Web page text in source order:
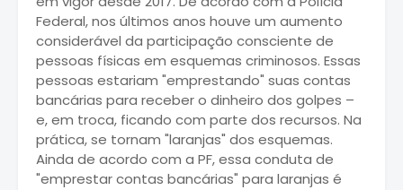
Federal, nos últimos anos houve um aumento
considerável da participação consciente de
pessoas físicas em esquemas criminosos. Essas
pessoas estariam "emprestando" suas contas
bancárias para receber o dinheiro dos golpes –
e, em troca, ficando com parte dos recursos. Na
prática, se tornam "laranjas" dos esquemas.
Ainda de acordo com a PF, essa conduta de
"emprestar contas bancárias" para laranjas é